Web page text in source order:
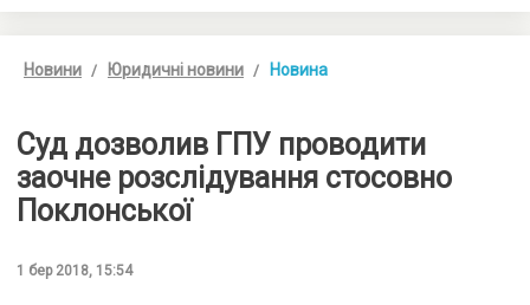
Новини Юридичні новини Новина
Суд дозволив ГПУ проводити
заочне розслідування стосовно
Поклонської
1 бер 2018, 15:54